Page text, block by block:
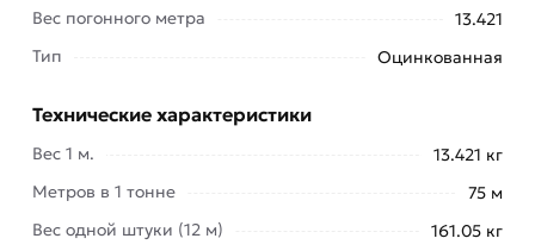
Они выпускаются с большим диаметром и
используются при прокладке трубопроводов в
антикоррозийным покрытием, которые вы
можете купить в Москве онлайн на нашем сайте,
имеют немало преимуществ:
Хорошая
Вес погонного метра
13.421
Тип
Оцинкованная
Технические характеристики
Вес 1 м.
13.421 кг
Метров в 1 тонне
75 м
Вес одной штуки (12 м)
161.05 кг